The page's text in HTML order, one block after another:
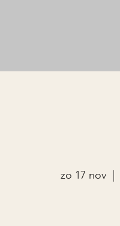
zo 17 nov